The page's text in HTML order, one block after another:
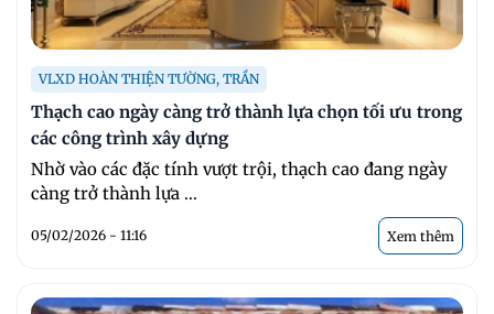
VLXD HOÀN THIỆN TƯỜNG, TRẦN
Thạch cao ngày càng trở thành lựa chọn tối ưu trong
các công trình xây dựng
Nhờ vào các đặc tính vượt trội, thạch cao đang ngày
càng trở thành lựa ...
05/02/2026 - 11:16 Xem thêm